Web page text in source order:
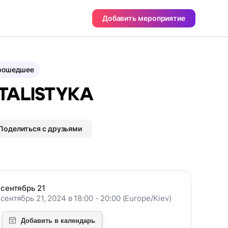
Добавить мероприятие
с друзьями
сентябрь 21
сентябрь 21, 2024 в 18:00 - 20:00 (Europe/Kiev)